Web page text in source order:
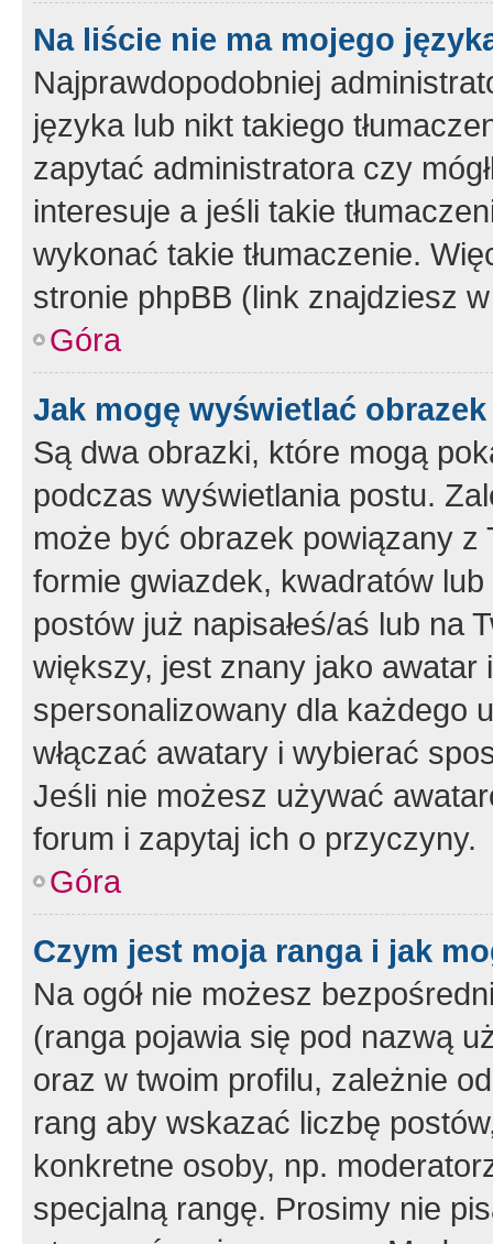
Na liście nie ma mojego
Najprawdopodobniej
języka lub nikt takiego
zapytać administratora czy
interesuje a jeśli takie
wykonać takie tłumaczenie.
stronie phpBB (link znajdziesz
Góra
Jak mogę wyświetlać
Są dwa obrazki, które mogą
podczas wyświetlania postu.
może być obrazek powiązany z
formie gwiazdek, kwadratów
postów już napisałeś/aś lub na
większy, jest znany jako
spersonalizowany dla każdego
włączać awatary i wybierać
Jeśli nie możesz używać
forum i zapytaj ich o przyczyny.
Góra
Czym jest moja ranga i jak
Na ogół nie możesz
(ranga pojawia się pod nazwą
oraz w twoim profilu, zależnie
rang aby wskazać liczbę
konkretne osoby, np.
specjalną rangę. Prosimy nie